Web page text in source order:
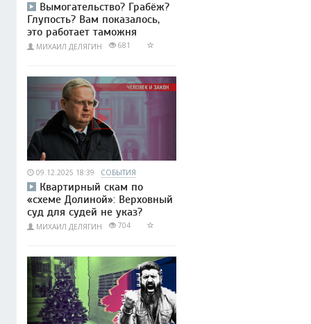
Вымогательство? Грабёж?
Глупость? Вам показалось,
это работает таможня
МИХАИЛ ДЕЛЯГИН 681
09.12.2025 18:39 СОБЫТИЯ
Квартирный скам по
«схеме Долиной»: Верховный
суд для судей не указ?
МИХАИЛ ДЕЛЯГИН 704